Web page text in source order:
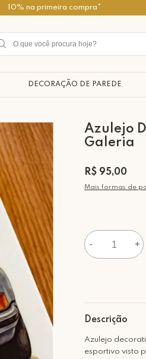
Use o cupom PRIMEIROMIMO
DECORAÇÃO DE PAREDE
Azulejo
Galeria
R$ 95,00
Mais formas de
- +
Descrição
Azulejo
esportivo visto